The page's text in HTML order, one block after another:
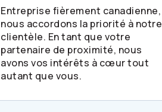
Entreprise fièrement canadienne,
nous accordons la priorité à notre
clientèle. En tant que votre
partenaire de proximité, nous
avons vos intérêts à cœur tout
autant que vous.